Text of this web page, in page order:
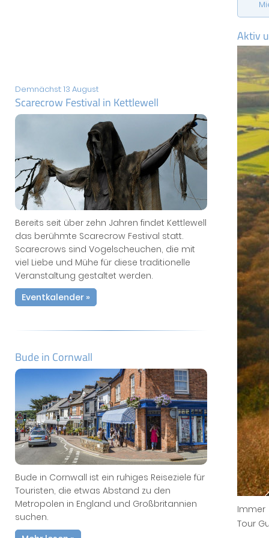
Demnächst: 13 August
Scarecrow Festival in Kettlewell
Bereits seit über zehn Jahren findet Kettlewell
das berühmte Scarecrow Festival statt.
Scarecrows sind Vogelscheuchen, die mit
viel Liebe und Mühe für diese traditionelle
Veranstaltung gestaltet werden.
Eventkalender »
Bude in Cornwall
Bude in Cornwall ist ein ruhiges Reiseziele für
Touristen, die etwas Abstand zu den
Metropolen in England und Großbritannien
suchen.
Aktiv
Immer
Tour